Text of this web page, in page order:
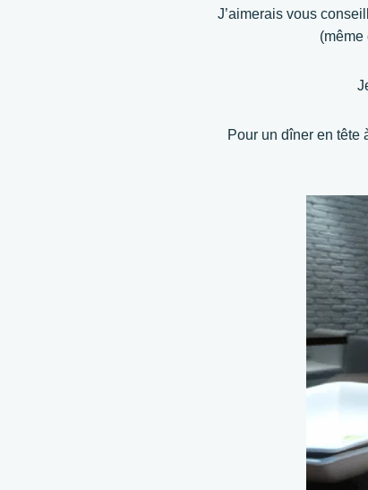
J’aimerais vous
(même
Pour un dîner en tête